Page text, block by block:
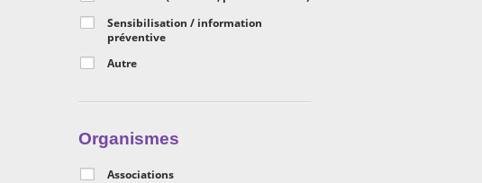
Sensibilisation / information
préventive
Autre
Organismes
Associations